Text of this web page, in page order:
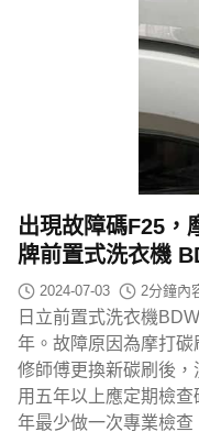
出現故障碼F25
牌前置式洗衣機
2024-07-03 2分鐘內
日立前置式洗衣機
年。故障原因為摩打
修師傅更換新碳刷後
用五年以上應定期檢
年最少做一次專業檢